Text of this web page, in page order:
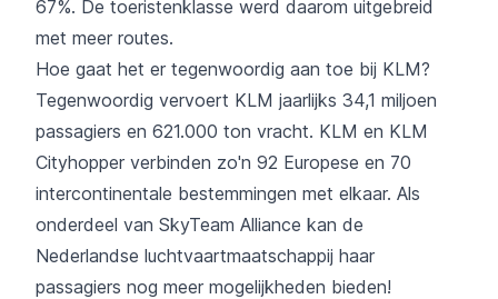
67%. De toeristenklasse werd daarom uitgebreid
met meer routes.
Hoe gaat het er tegenwoordig aan toe bij KLM?
Tegenwoordig vervoert KLM jaarlijks 34,1 miljoen
passagiers en 621.000 ton vracht. KLM en KLM
Cityhopper verbinden zo'n 92 Europese en 70
intercontinentale bestemmingen met elkaar. Als
onderdeel van SkyTeam Alliance kan de
Nederlandse luchtvaartmaatschappij haar
passagiers nog meer mogelijkheden bieden!